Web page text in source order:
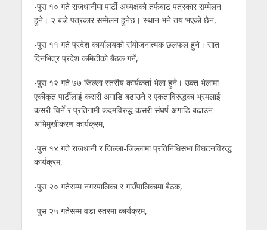
-पुस १० गते राजधानीमा पार्टी अध्यक्षको तर्फबाट पत्रकार सम्मेलन
हुने। २ बजे पत्रकार सम्मेलन हुनेछ। स्थान भने तय भएको छैन,
-पुस ११ गते प्रदेश कार्यालयको संयोजनात्मक छलफल हुने। सात
दिनभित्र प्रदेश कमिटीको बैठक गर्ने,
-पुस १२ गते ७७ जिल्ला स्तरीय कार्यकर्ता भेला हुने। उक्त भेलामा
एकीकृत पार्टीलाई कसरी अगाडि बढाउने र एकताविरुद्धका भ्रमलाई
कसरी चिर्ने र प्रतिगामी कदमविरुद्ध कसरी संघर्ष अगाडि बढाउन
अभिमुखीकरण कार्यक्रम,
-पुस १४ गते राजधानी र जिल्ला-जिल्लामा प्रतिनिधिसभा विघटनविरुद्ध
कार्यक्रम,
-पुस २० गतेसम्म नगरपालिका र गाउँपालिकामा बैठक,
-पुस २५ गतेसम्म वडा स्तरमा कार्यक्रम,